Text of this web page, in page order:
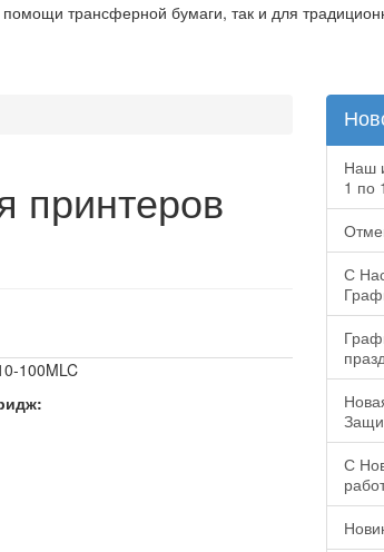
трансферной бумаги, так и для
принтеров
100MLC
Наш
1 по
С
С